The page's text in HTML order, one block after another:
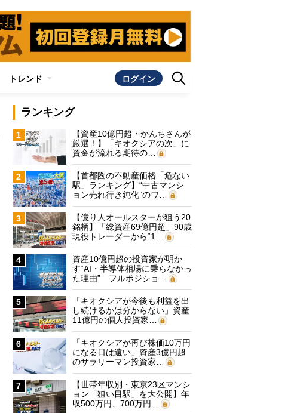
トレンド ログイン
ランキング
1
【資産10億円超・かんちさんが
厳選！】「キオクシアの次」に
資金が流れる期待の…
2
【首都圏の不動産価格「危ない
駅」ランキング】“中古マンシ
ョン売れ行き鈍化”のワ…
3
【億り人オールスターが狙う20
銘柄】「総資産69億円超」90歳
現役トレーダーから“1…
4
資産10億円超の投資家が明か
す“AI・半導体相場に乗らなかっ
た理由” フルポジショ…
5
「キオクシアが今後も利益を出
し続けるかは分からない」資産
11億円の個人投資家…
6
「キオクシアが再び株価10万円
になる日は遠い」資産3億円超
のサラリーマン投資家…
7
【世帯年収別・東京23区マンシ
ョン「狙い目駅」を大公開】年
収500万円、700万円…